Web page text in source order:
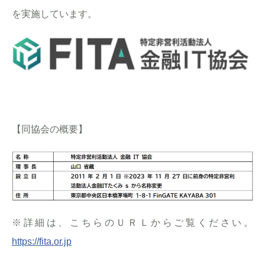
を実施しています。
【同協会の概要】
※詳細は、こちらのＵＲＬからご覧ください。
https://fita.or.jp